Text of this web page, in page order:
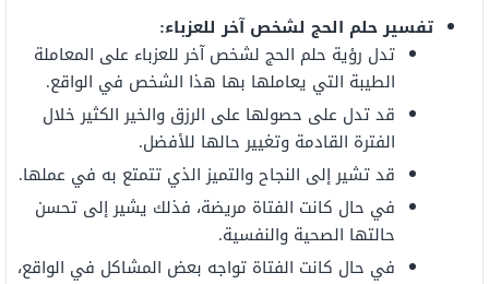
تفسير حلم الحج لشخص آخر للعزباء:
تدل رؤية حلم الحج لشخص آخر للعزباء على المعاملة
الطيبة التي يعاملها بها هذا الشخص في الواقع.
قد تدل على حصولها على الرزق والخير الكثير خلال
الفترة القادمة وتغيير حالها للأفضل.
قد تشير إلى النجاح والتميز الذي تتمتع به في عملها.
في حال كانت الفتاة مريضة، فذلك يشير إلى تحسن
حالتها الصحية والنفسية.
في حال كانت الفتاة تواجه بعض المشاكل في الواقع،